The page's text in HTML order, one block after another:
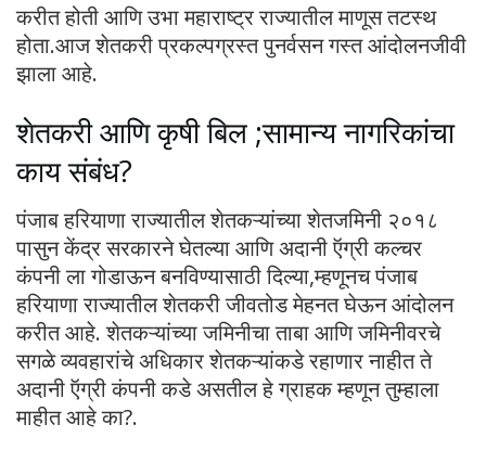
करीत होती आणि उभा महाराष्ट्र राज्यातील माणूस तटस्थ
होता.आज शेतकरी प्रकल्पग्रस्त पुनर्वसन गस्त आंदोलनजीवी
झाला आहे.
शेतकरी आणि कृषी बिल ;सामान्य नागरिकांचा
काय संबंध?
पंजाब हरियाणा राज्यातील शेतकऱ्यांच्या शेतजमिनी २०१८
पासुन केंद्र सरकारने घेतल्या आणि अदानी ऍग्री कल्चर
कंपनी ला गोडाऊन बनविण्यासाठी दिल्या,म्हणूनच पंजाब
हरियाणा राज्यातील शेतकरी जीवतोड मेहनत घेऊन आंदोलन
करीत आहे. शेतकऱ्यांच्या जमिनीचा ताबा आणि जमिनीवरचे
सगळे व्यवहारांचे अधिकार शेतकऱ्यांकडे रहाणार नाहीत ते
अदानी ऍग्री कंपनी कडे असतील हे ग्राहक म्हणून तुम्हाला
माहीत आहे का?.